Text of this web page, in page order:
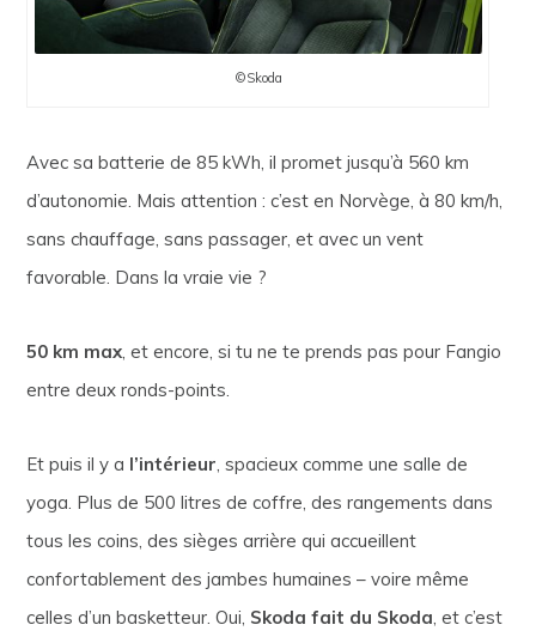
©Skoda
Avec sa batterie de 85 kWh, il promet jusqu’à 560 km
d’autonomie. Mais attention : c’est en Norvège, à 80 km/h,
sans chauffage, sans passager, et avec un vent
favorable. Dans la vraie vie ?
50 km max, et encore, si tu ne te prends pas pour Fangio
entre deux ronds-points.
Et puis il y a l’intérieur, spacieux comme une salle de
yoga. Plus de 500 litres de coffre, des rangements dans
tous les coins, des sièges arrière qui accueillent
confortablement des jambes humaines – voire même
celles d’un basketteur. Oui, Skoda fait du Skoda, et c’est